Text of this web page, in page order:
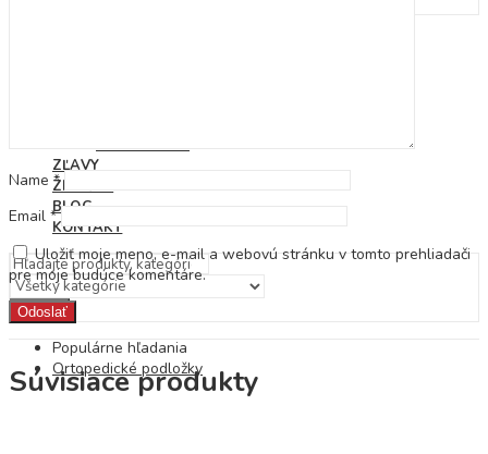
ZĽAVY
ZNAČKY
BLOG
KONTAKT
Hľadať
Populárne hľadania
Ortopedické podložky
Name *
Email *
Uložiť moje meno, e-mail a webovú stránku v tomto prehliadači
pre moje budúce komentáre.
Súvisiace produkty